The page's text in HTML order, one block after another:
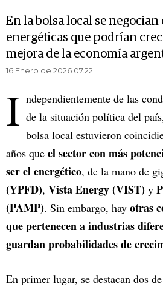
En la bolsa local se negocian
energéticas que podrían
mejora de la economía
16 Enero de 2026 07.22
I ndependientemente de las
de la situación política del
bolsa local estuvieron
años que el sector con más
ser el energético, de la mano de
(YPFD), Vista Energy (VIST) y
(PAMP). Sin embargo, hay otras
que pertenecen a industrias
guardan probabilidades de
En primer lugar, se destacan dos